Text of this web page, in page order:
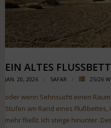
EIN ALTES
JAN. 20, 2026 SAFAR 25/26
oder wenn Sehnsucht einen
Stufen am Rand eines
mehr fließt. Ich steige hinunter.